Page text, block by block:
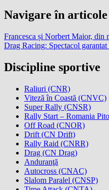
Navigare în articole
Francesca și Norbert Maior,
Drag Racing: Spectacol
Discipline sportive
Raliuri (CNR)
Viteză în Coastă (CNVC)
Super Rally (CNSR)
Rally Start – Romania
Off Road (CNOR)
Drift (CN Drift)
Rally Raid (CNRR)
Drag (CN Drag)
Anduranţă
Autocross (CNAC)
Slalom Paralel (CNSP)